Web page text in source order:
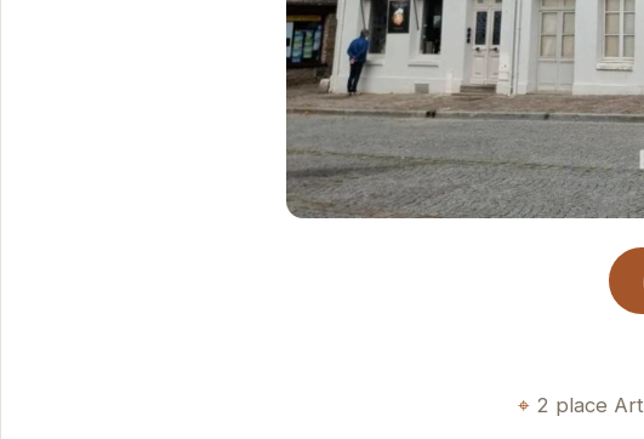
2 place